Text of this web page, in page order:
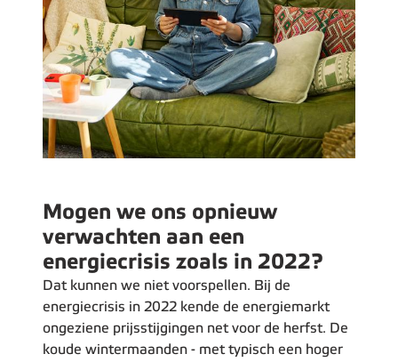
Mogen we ons opnieuw
verwachten aan een
energiecrisis zoals in 2022?
Dat kunnen we niet voorspellen. Bij de
energiecrisis in 2022 kende de energiemarkt
ongeziene prijsstijgingen net voor de herfst. De
koude wintermaanden - met typisch een hoger